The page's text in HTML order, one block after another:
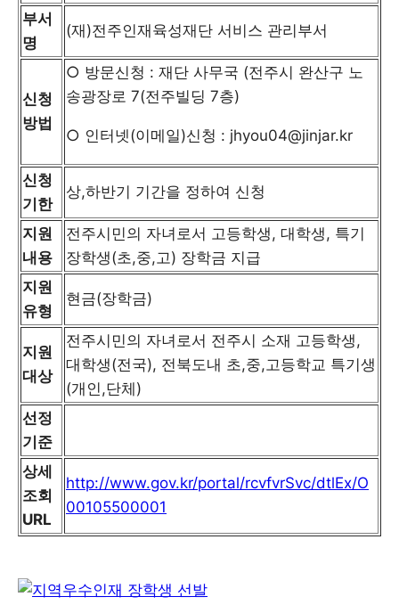
부서
명
(재)전주인재육성재단 서비스 관리부서
신청
방법
○ 방문신청 : 재단 사무국 (전주시 완산구 노
송광장로 7(전주빌딩 7층)
○ 인터넷(이메일)신청 : jhyou04@jinjar.kr
신청
기한
상,하반기 기간을 정하여 신청
지원
내용
전주시민의 자녀로서 고등학생, 대학생, 특기
장학생(초,중,고) 장학금 지급
지원
유형
현금(장학금)
지원
대상
전주시민의 자녀로서 전주시 소재 고등학생,
대학생(전국), 전북도내 초,중,고등학교 특기생
(개인,단체)
선정
기준
상세
조회
URL
http://www.gov.kr/portal/rcvfvrSvc/dtlEx/O
00105500001